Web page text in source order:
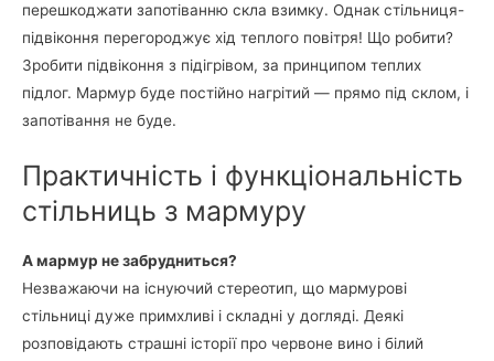
перешкоджати запотіванню скла взимку. Однак стільниця-
підвіконня перегороджує хід теплого повітря! Що робити?
Зробити підвіконня з підігрівом, за принципом теплих
підлог. Мармур буде постійно нагрітий — прямо під склом, і
запотівання не буде.
Практичність і функціональність
стільниць з мармуру
А мармур не забрудниться?
Незважаючи на існуючий стереотип, що мармурові
стільниці дуже примхливі і складні у догляді. Деякі
розповідають страшні історії про червоне вино і білий